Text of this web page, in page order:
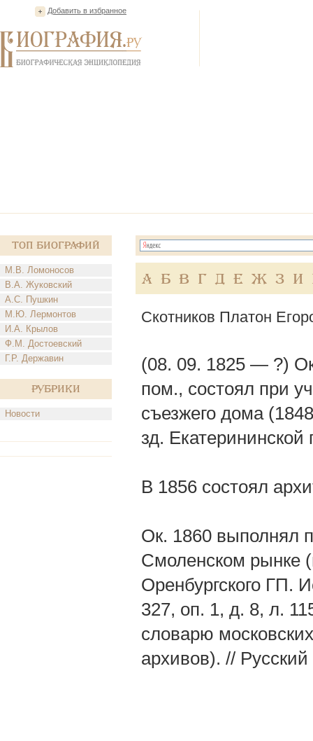
Добавить в избранное
Топ Биографий
М.В. Ломоносов
В.А. Жуковский
А.С. Пушкин
М.Ю. Лермонтов
И.А. Крылов
Ф.М. Достоевский
Г.Р. Державин
Рубрики
Новости
А Б В Г Д Е Ж З И
Скотников Платон
(08. 09. 1825 — ?)
пом., состоял при
съезжего дома
зд. Екатерининской
В 1856 состоял
Ок. 1860 выполнял
Смоленском рынке
Оренбургского
327, оп. 1, д. 8, л.
словарю
архивов). //